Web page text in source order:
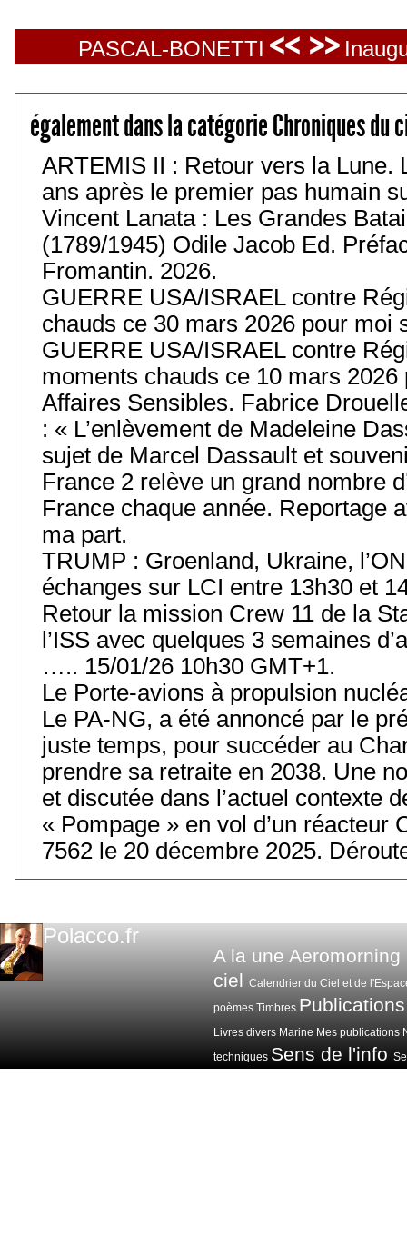
PASCAL-BONETTI << >>
également dans la catégorie Chroniques du
ARTEMIS II : Retour vers la Lune.
ans après le premier pas humain
Vincent Lanata : Les Grandes
(1789/1945) Odile Jacob Ed.
Fromantin. 2026.
GUERRE USA/ISRAEL contre
chauds ce 30 mars 2026 pour moi
GUERRE USA/ISRAEL contre
moments chauds ce 10 mars
Affaires Sensibles. Fabrice
: « L’enlèvement de Madeleine
sujet de Marcel Dassault et
France 2 relève un grand nombre
France chaque année. Reportage
ma part.
TRUMP : Groenland, Ukraine,
échanges sur LCI entre 13h30 et
Retour la mission Crew 11 de la
l’ISS avec quelques 3 semaines
….. 15/01/26 10h30 GMT+1.
Le Porte-avions à propulsion
Le PA-NG, a été annoncé par le
juste temps, pour succéder au
prendre sa retraite en 2038. Une
et discutée dans l’actuel contexte
« Pompage » en vol d’un réacteur
7562 le 20 décembre 2025.
Polacco.fr
A la une Aeromorning
ciel Calendrier du Ciel et de
poèmes Timbres Publications
Livres divers Marine Mes publications
techniques Sens de l'info